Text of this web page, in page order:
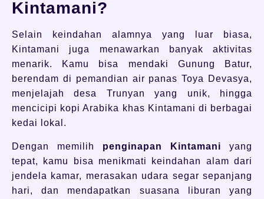
Kintamani?
Selain keindahan alamnya yang luar biasa,
Kintamani juga menawarkan banyak aktivitas
menarik. Kamu bisa mendaki Gunung Batur,
berendam di pemandian air panas Toya Devasya,
menjelajah desa Trunyan yang unik, hingga
mencicipi kopi Arabika khas Kintamani di berbagai
kedai lokal.
Dengan memilih penginapan Kintamani yang
tepat, kamu bisa menikmati keindahan alam dari
jendela kamar, merasakan udara segar sepanjang
hari, dan mendapatkan suasana liburan yang